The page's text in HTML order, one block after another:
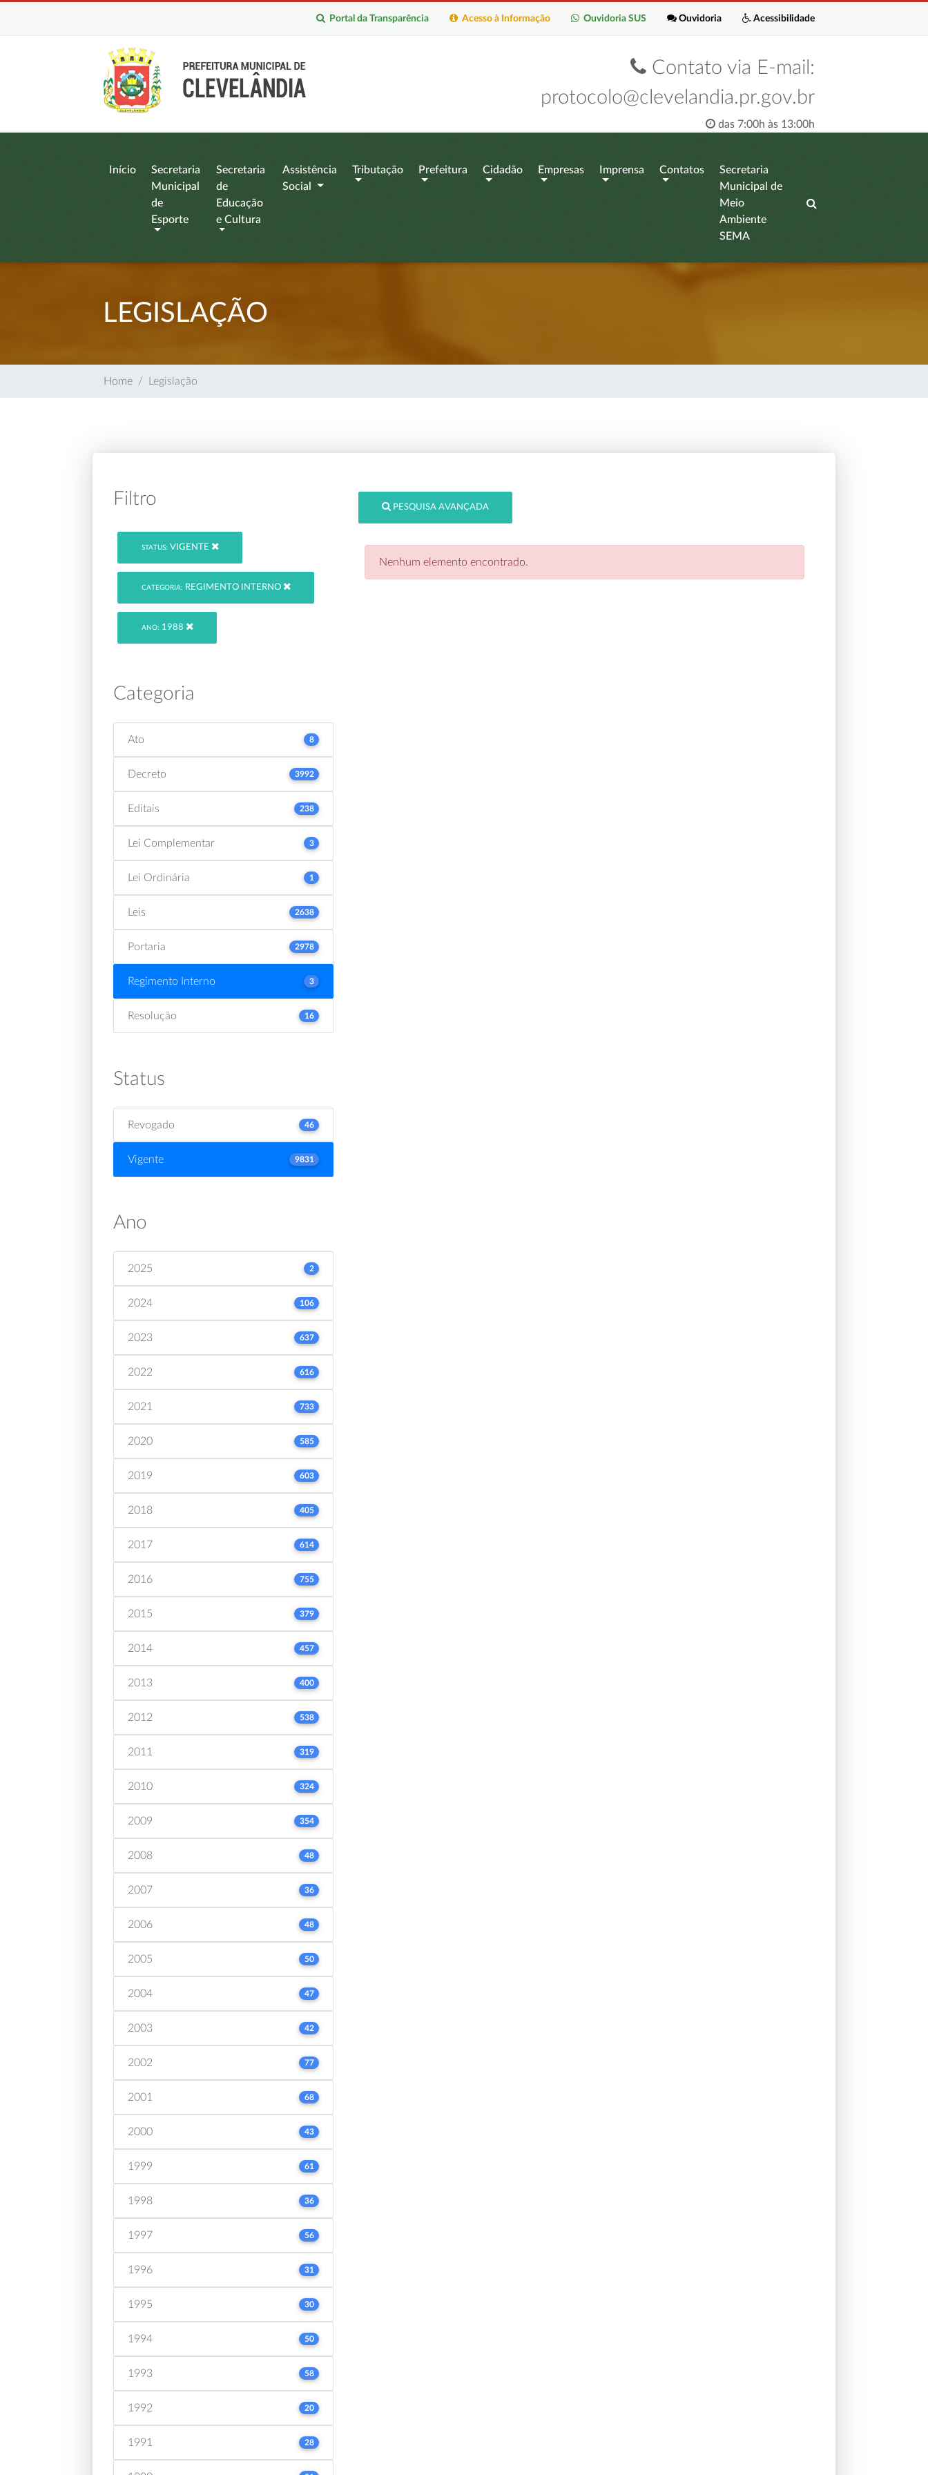
Acessibilidade
Ouvidoria
Ouvidoria SUS
Acesso à Informação
Portal da Transparência
Contato via E-mail:
protocolo@clevelandia.pr.gov.br
das 7:00h às 13:00h
Início
Secretaria
Municipal
de
Esporte
Secretaria
de
Educação
e Cultura
Assistência
Social
Tributação Prefeitura Cidadão Empresas Imprensa Contatos
Secretaria
Municipal de
Meio
Ambiente
SEMA
LEGISLAÇÃO
Home Legislação
Filtro
STATUS: VIGENTE
CATEGORIA: REGIMENTO INTERNO
ANO: 1988
Categoria
Ato 8
Decreto 3992
Editais 238
Lei Complementar 3
Lei Ordinária 1
Leis 2638
Portaria 2978
Regimento Interno 3
Resolução 16
Status
Revogado 46
Vigente 9831
Ano
2025 2
2024 106
2023 637
2022 616
2021 733
2020 585
2019 603
2018 405
2017 614
2016 755
2015 379
2014 457
2013 400
2012 538
2011 319
2010 324
2009 354
2008 48
2007 36
2006 48
2005 50
2004 47
2003 42
2002 77
2001 68
2000 43
1999 61
1998 36
1997 56
1996 31
1995 30
1994 50
1993 58
1992 20
1991 28
PESQUISA AVANÇADA
Nenhum elemento encontrado.